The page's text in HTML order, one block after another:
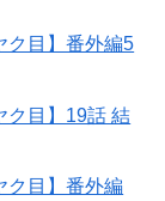
ク目】番外編5
ク目】19話 結
ク目】番外編